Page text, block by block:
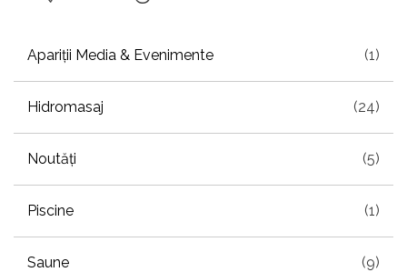
Apariții Media & Evenimente (1)
Hidromasaj (24)
Noutăți (5)
Piscine (1)
Saune (9)